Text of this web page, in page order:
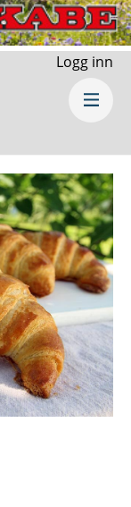
Logg inn